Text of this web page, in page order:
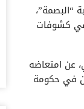
“البصمة”،
في كشوفات
عن امتعاضه
في حكومة